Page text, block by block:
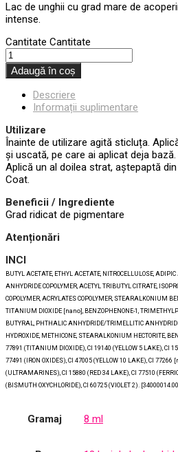
Lac de unghii cu grad mare de
intense.
Cantitate Cantitate
Adaugă în coș
Descriere
Informații suplimentare
Utilizare
Înainte de utilizare agită sticluța.
și uscată, pe care ai aplicat deja
Aplică un al doilea strat, aștepaptă
Coat.
Beneficii / Ingrediente
Grad ridicat de pigmentare
Atenționări
INCI
BUTYL ACETATE, ETHYL ACETATE, NITROCELLULOSE,
ANHYDRIDE COPOLYMER, ACETYL TRIBUTYL CITRATE,
COPOLYMER, ACRYLATES COPOLYMER, STEARALKONIUM
TITANIUM DIOXIDE [nano], BENZOPHENONE-1,
BUTYRAL, PHTHALIC ANHYDRIDE/TRIMELLITIC
HYDROXIDE, METHICONE, STEARALKONIUM HECTORITE,
77891 (TITANIUM DIOXIDE), CI 19140 (YELLOW 5 LAKE), CI
77491 (IRON OXIDES), CI 47005 (YELLOW 10 LAKE), CI 77266
(ULTRAMARINES), CI 15880 (RED 34 LAKE), CI 77510
(BISMUTH OXYCHLORIDE), CI 60725 (VIOLET 2).
Gramaj 8 ml